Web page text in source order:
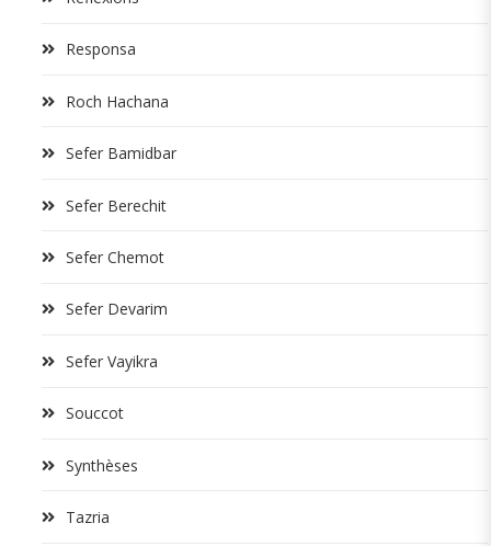
Responsa
Roch Hachana
Sefer Bamidbar
Sefer Berechit
Sefer Chemot
Sefer Devarim
Sefer Vayikra
Souccot
Synthèses
Tazria